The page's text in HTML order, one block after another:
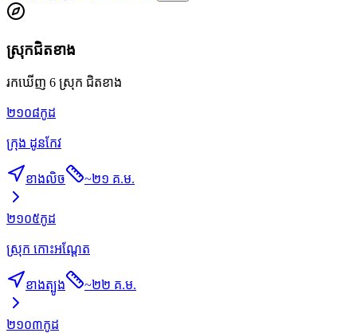
ស្រុកជិតខាង
រកឃើញ 6 ស្រុក ជិតខាង
២១០៨កូដ
ក្រុង ដូនកែវ
ខាងលិច ~២១ គ.ម.
២១០៥កូដ
ស្រុក កោះអណ្ដែត
ខាងត្បូង ~២២ គ.ម.
២១០៣កូដ